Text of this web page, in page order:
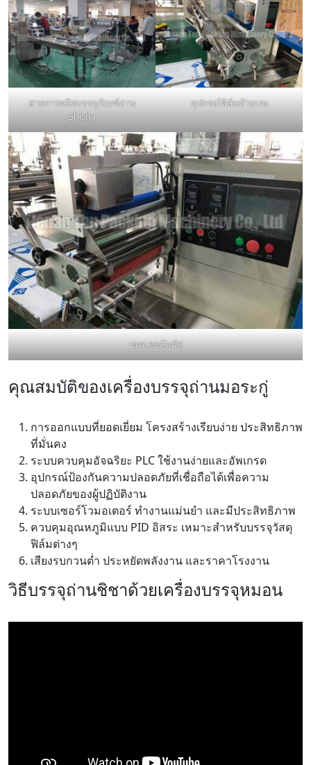
สายการผลิตบรรจุภัณฑ์ถ่าน
Shisha
อุปกรณ์ฟิล์มม้วนบน
บมจ.จอสัมผัส
คุณสมบัติของเครื่องบรรจุถ่านมอระกู่
การออกแบบที่ยอดเยี่ยม โครงสร้างเรียบง่าย ประสิทธิภาพ
ที่มั่นคง
ระบบควบคุมอัจฉริยะ PLC ใช้งานง่ายและอัพเกรด
อุปกรณ์ป้องกันความปลอดภัยที่เชื่อถือได้เพื่อความ
ปลอดภัยของผู้ปฏิบัติงาน
ระบบเซอร์โวมอเตอร์ ทำงานแม่นยำ และมีประสิทธิภาพ
ควบคุมอุณหภูมิแบบ PID อิสระ เหมาะสำหรับบรรจุวัสดุ
ฟิล์มต่างๆ
เสียงรบกวนต่ำ ประหยัดพลังงาน และราคาโรงงาน
วิธีบรรจุถ่านชิชาด้วยเครื่องบรรจุหมอน